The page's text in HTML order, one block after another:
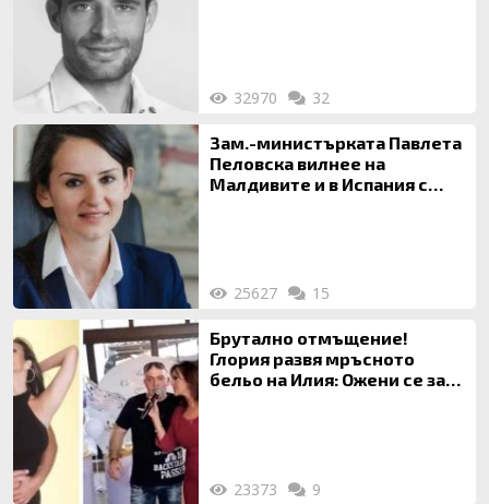
32970 32
Зам.-министърката Павлета
Пеловска вилнее на
Малдивите и в Испания с
25627 15
Брутално отмъщение!
Глория развя мръсното
бельо на Илия: Ожени се за
23373 9